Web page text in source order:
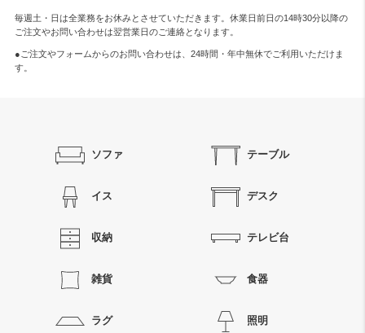
毎週土・日は全業務をお休みとさせていただきます。休業日前日の14時30分以降の
ご注文やお問い合わせは翌営業日のご連絡となります。
●ご注文やフォームからのお問い合わせは、 24時間・年中無休でご利用いただけま
す。
ソファ テーブル
イス デスク
収納 テレビ台
雑貨 食器
ラグ 照明